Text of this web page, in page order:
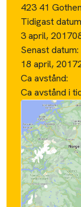
423 41
Tidigast
3 april, 2017
Senast datum:
18 april, 2017
Ca avstånd:
Ca avstånd i